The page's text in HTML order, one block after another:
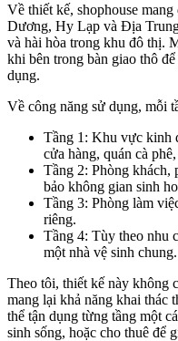
Về thiết kế, shophouse
Dương, Hy Lạp và Địa
và hài hòa trong khu đô thị.
khi bên trong bàn giao thô
dụng.
Về công năng sử dụng, mỗi
Tầng 1: Khu vực kinh
cửa hàng, quán cà
Tầng 2: Phòng khách,
bảo không gian sinh
Tầng 3: Phòng làm
riêng.
Tầng 4: Tùy theo nhu
một nhà vệ sinh chung.
Theo tôi, thiết kế này không
mang lại khả năng khai thác
thể tận dụng từng tầng một
sinh sống, hoặc cho thuê để